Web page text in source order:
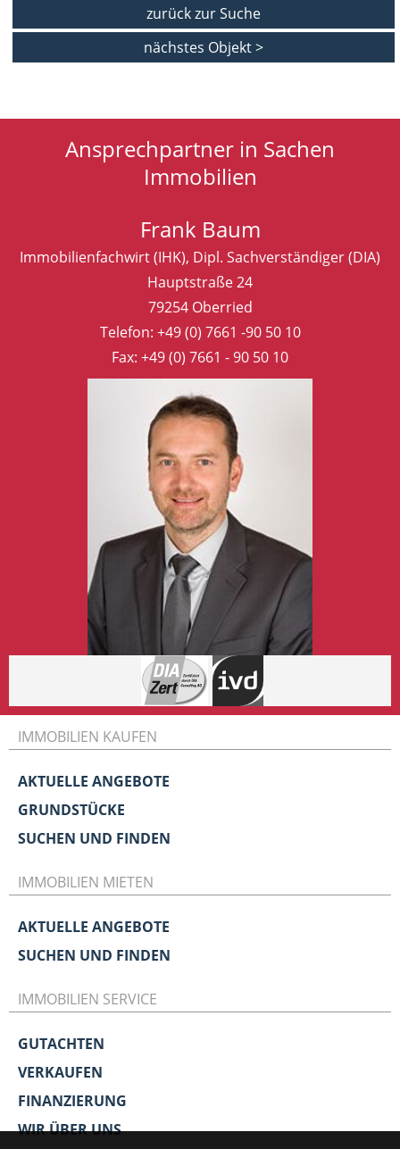
zurück zur Suche
nächstes Objekt >
Ansprechpartner in Sachen
Immobilien
Frank Baum
Immobilienfachwirt (IHK), Dipl. Sachverständiger (DIA)
Hauptstraße 24
79254 Oberried
Telefon: +49 (0) 7661 -90 50 10
Fax: +49 (0) 7661 - 90 50 10
IMMOBILIEN KAUFEN
AKTUELLE ANGEBOTE
GRUNDSTÜCKE
SUCHEN UND FINDEN
IMMOBILIEN MIETEN
AKTUELLE ANGEBOTE
SUCHEN UND FINDEN
IMMOBILIEN SERVICE
GUTACHTEN
VERKAUFEN
FINANZIERUNG
WIR ÜBER UNS